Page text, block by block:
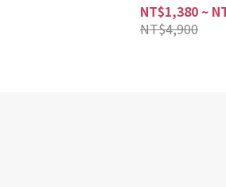
NT$1,380 ~
NT$4,900